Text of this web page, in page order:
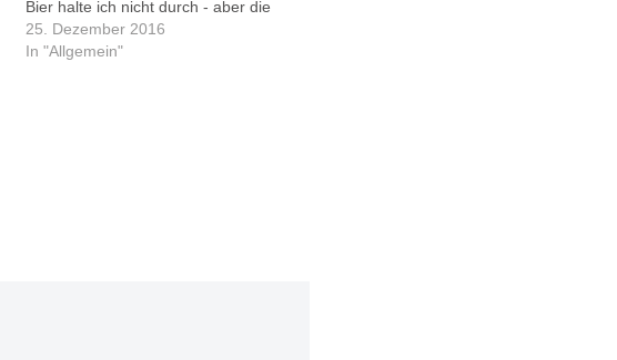
Bier halte ich nicht durch - aber die
nächste Silvesterparty kommt
bestimmt! Fazit: Recht wahrscheinlich
25. Dezember 2016
In "Allgemein"